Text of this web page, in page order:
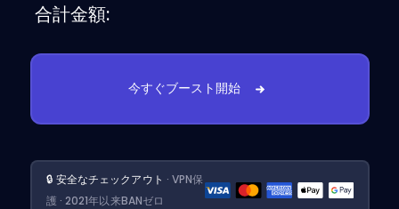
合計金額:
今すぐブースト開始
🔒 安全なチェックアウト · VPN保
護 · 2021年以来BANゼロ